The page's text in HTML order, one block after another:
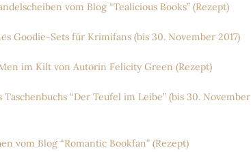
vom Blog “Tealicious Books” (Rezept)
Goodie-Sets für Krimifans (bis 30. November 2017)
im Kilt von Autorin Felicity Green (Rezept)
“Der Teufel im Leibe” (bis 30. November
vom Blog “Romantic Bookfan” (Rezept)